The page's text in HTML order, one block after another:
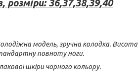
розміри: 36,37,38,39,40
модель, зручна колодка. Висота
повноту ноги.
шкіри чорного кольору.